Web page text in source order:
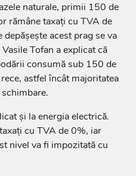
naturale, primii 150 de
rămâne taxați cu TVA de
acest prag se va
Tofan a explicat că
consumă sub 150 de
astfel încât majoritatea
și la energia electrică.
cu TVA de 0%, iar
nivel va fi impozitată cu